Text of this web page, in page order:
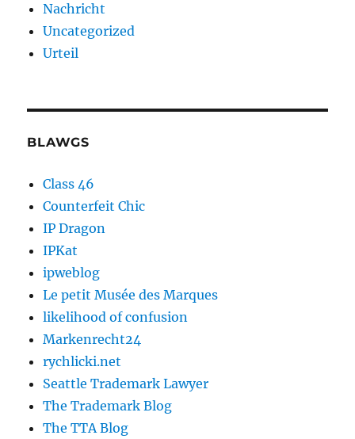
Nachricht
Uncategorized
Urteil
BLAWGS
Class 46
Counterfeit Chic
IP Dragon
IPKat
ipweblog
Le petit Musée des Marques
likelihood of confusion
Markenrecht24
rychlicki.net
Seattle Trademark Lawyer
The Trademark Blog
The TTA Blog